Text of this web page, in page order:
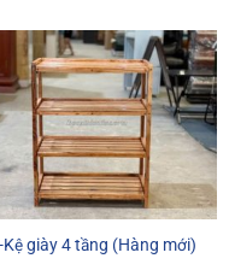
Kệ giày 4 tầng (Hàng mới)